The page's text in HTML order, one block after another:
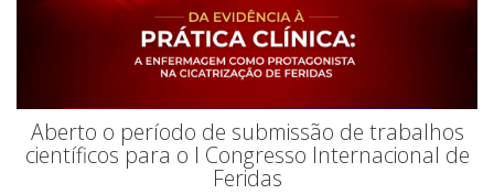
Aberto o período de submissão de trabalhos
científicos para o I Congresso Internacional de
Feridas